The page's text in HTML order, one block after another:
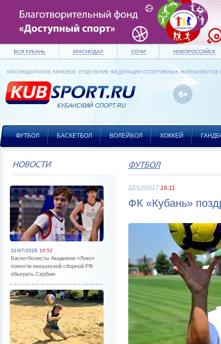
ВСЯ КУБАНЬ КРАСНОДАР СОЧИ НОВОРОССИЙСК
КРАСНОДАРСКОЕ КРАЕВОЕ ОТДЕЛЕНИЕ ФЕДЕРАЦИИ СПОРТИВНЫХ ЖУРНАЛИСТОВ
ФУТБОЛ БАСКЕТБОЛ ВОЛЕЙБОЛ ХОККЕЙ
НОВОСТИ
31/07/2026 10:52
Баскетболисты Академии «Локо»
помогли юношеской сборной РФ
обыграть Сербию
ФУТБОЛ
22/12/2017 16:11
ФК «Кубань»